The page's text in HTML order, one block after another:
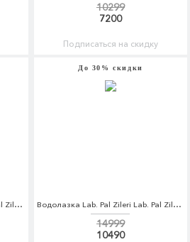
10299
7200
Подписаться на скидку
Водолазка Lab. Pal Zileri Lab. Pal Zileri LA059EMCEJL5
До 30% скидки
Водолазка Lab. Pal Zileri Lab. Pal Zileri LA059EMCEJL6
14999
10490